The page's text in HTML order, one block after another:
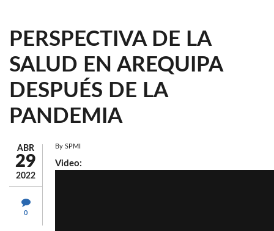
PERSPECTIVA DE LA
SALUD EN AREQUIPA
DESPUÉS DE LA
PANDEMIA
ABR
29
2022
0
By SPMI
Video: